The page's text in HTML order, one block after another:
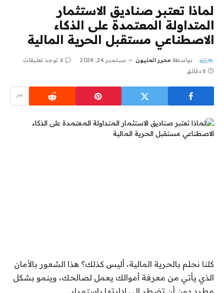
لماذا تعتبر صناديق الاستثمار
المتداولة المعتمدة على الذكاء
الاصطناعي مستقبل الحرية المالية
بواسطة محرر المليون سبتمبر 24, 2024
لا توجد تعليقات
6 دقائق
كلنا نحلم بالحرية المالية، أليس كذلك؟ هذا الشعور بالأمان
الذي يأتي من معرفة أموالك يعمل لصالحك، وينمو بشكل
مطرد دون أن تضطر إلى إدارتها باستمرار.